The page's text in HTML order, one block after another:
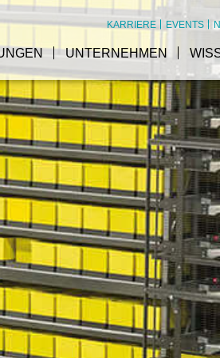
KARRIERE EVENTS
UNTERNEHMEN